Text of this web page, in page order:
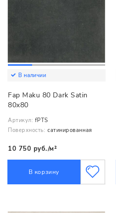
В наличии
Fap Maku 80 Dark Satin
80x80
Артикул: fPTS
Поверхность: сатинированная
10 750 руб./м²
В корзину